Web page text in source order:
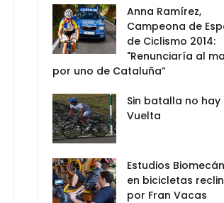
Anna Ramírez,
Campeona de
de Ciclismo 2014:
"Renunciaría al
por uno de Cataluña”
Sin batalla no hay
Vuelta
Estudios
en bicicletas
por Fran Vacas